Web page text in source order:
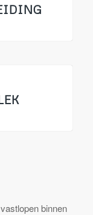
binnen